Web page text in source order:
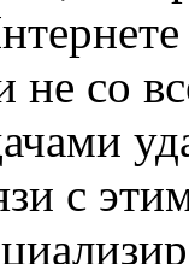
не со
с